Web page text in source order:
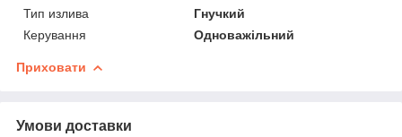
Тип излива
Гнучкий
Керування
Одноважільний
Приховати
Умови доставки